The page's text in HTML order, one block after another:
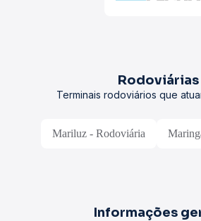
Rodoviárias
Terminais rodoviários que
Mariluz - Rodoviária
Informações